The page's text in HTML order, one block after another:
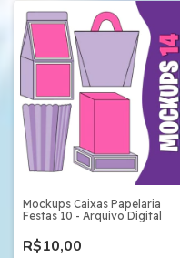
Mockups Caixas Papelaria
Festas 10 - Arquivo Digital
R$10,00